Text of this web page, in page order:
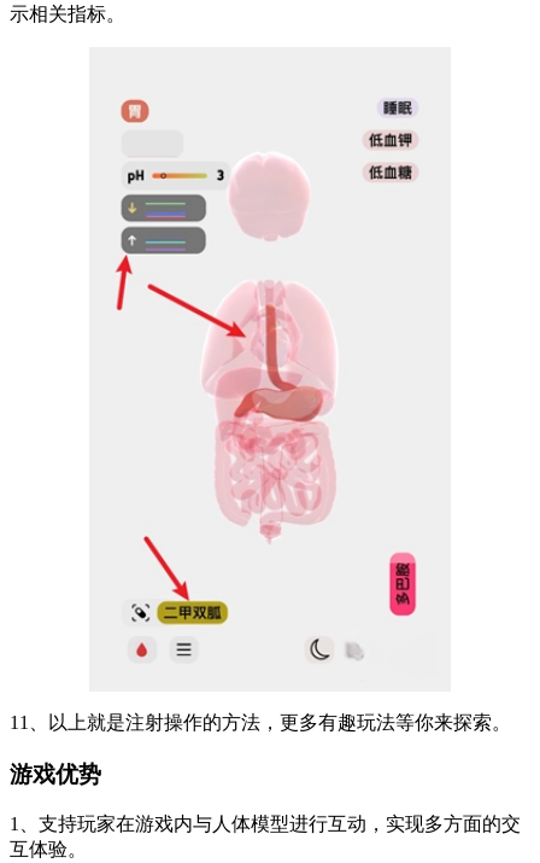
示相关指标。
11、以上就是注射操作的方法，更多有趣玩法等你来探索。
游戏优势
1、支持玩家在游戏内与人体模型进行互动，实现多方面的交
互体验。